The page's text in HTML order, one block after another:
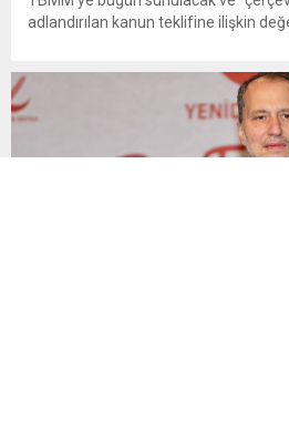
adlandırılan kanun teklifine ilişkin
teröristlerin akıbeti ile ilgili kararı
ortaklarının değil; şehit aileleri ve...